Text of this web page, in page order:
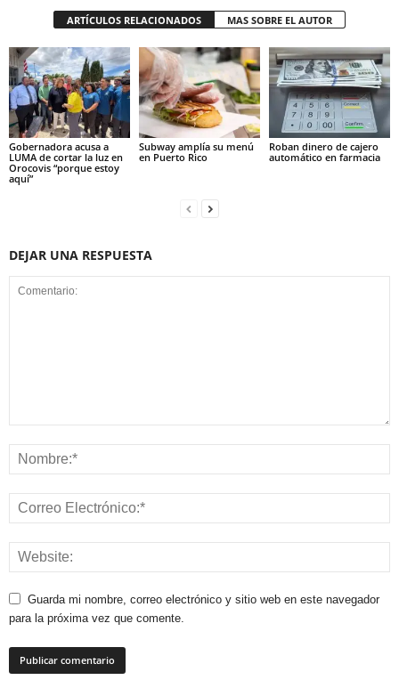
ARTÍCULOS RELACIONADOS MAS SOBRE EL AUTOR
Gobernadora acusa a
LUMA de cortar la luz en
Orocovis “porque estoy
aquí”
Subway amplía su menú
en Puerto Rico
Roban dinero de cajero
automático en farmacia
DEJAR UNA RESPUESTA
Guarda mi nombre, correo electrónico y sitio web en este navegador
para la próxima vez que comente.